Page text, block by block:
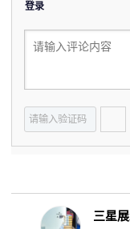
登录
三星